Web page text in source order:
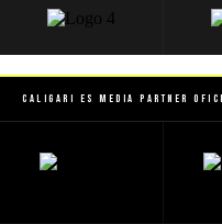
Caligari es Media Partner